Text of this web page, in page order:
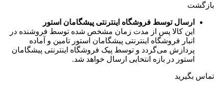
بازگشت
ارسال توسط فروشگاه اینترنتی پیشگامان استور
این کالا پس از مدت زمان مشخص شده توسط فروشنده در
انبار فروشگاه اینترنتی پیشگامان استور تامین و آماده
پردازش می‌گردد و توسط پیک فروشگاه اینترنتی پیشگامان
استور در بازه انتخابی ارسال خواهد شد.
تماس بگیرید